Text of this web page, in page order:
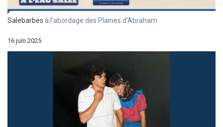
Salebarbes à l’abordage des Plaines d’Abraham
16 juin 2025